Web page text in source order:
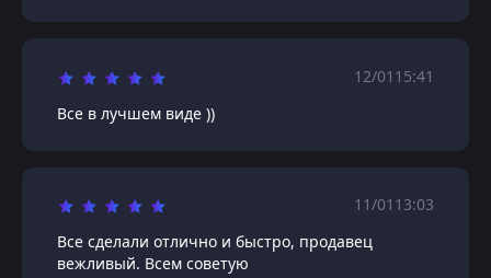
12/01 15:41
Все в лучшем виде ))
11/01 13:03
Все сделали отлично и быстро, продавец
вежливый. Всем советую